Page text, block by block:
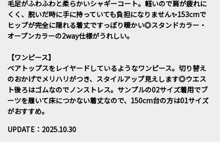
毛足がふわふわと柔らかいシャギーコート。軽いので肩が疲れに
くく、脱いだ時に手に持っていても負担になりません✨️153cmで
ヒップが完全に隠れる着丈ですっぽり暖かい◎スタンドカラー・
オープンカラーの2way仕様がうれしい。
【ワンピース】
ベアトップスをレイヤードしているようなワンピース。切り替え
のおかげでメリハリがつき、スタイルアップ見えします◎ウエス
ト後ろはゴムなのでノンストレス。サンプルの02サイズ着用でブ
ーツを履いて床につかない着丈なので、150cm台の方は01サイズ
がおすすめ。
UPDATE：2025.10.30